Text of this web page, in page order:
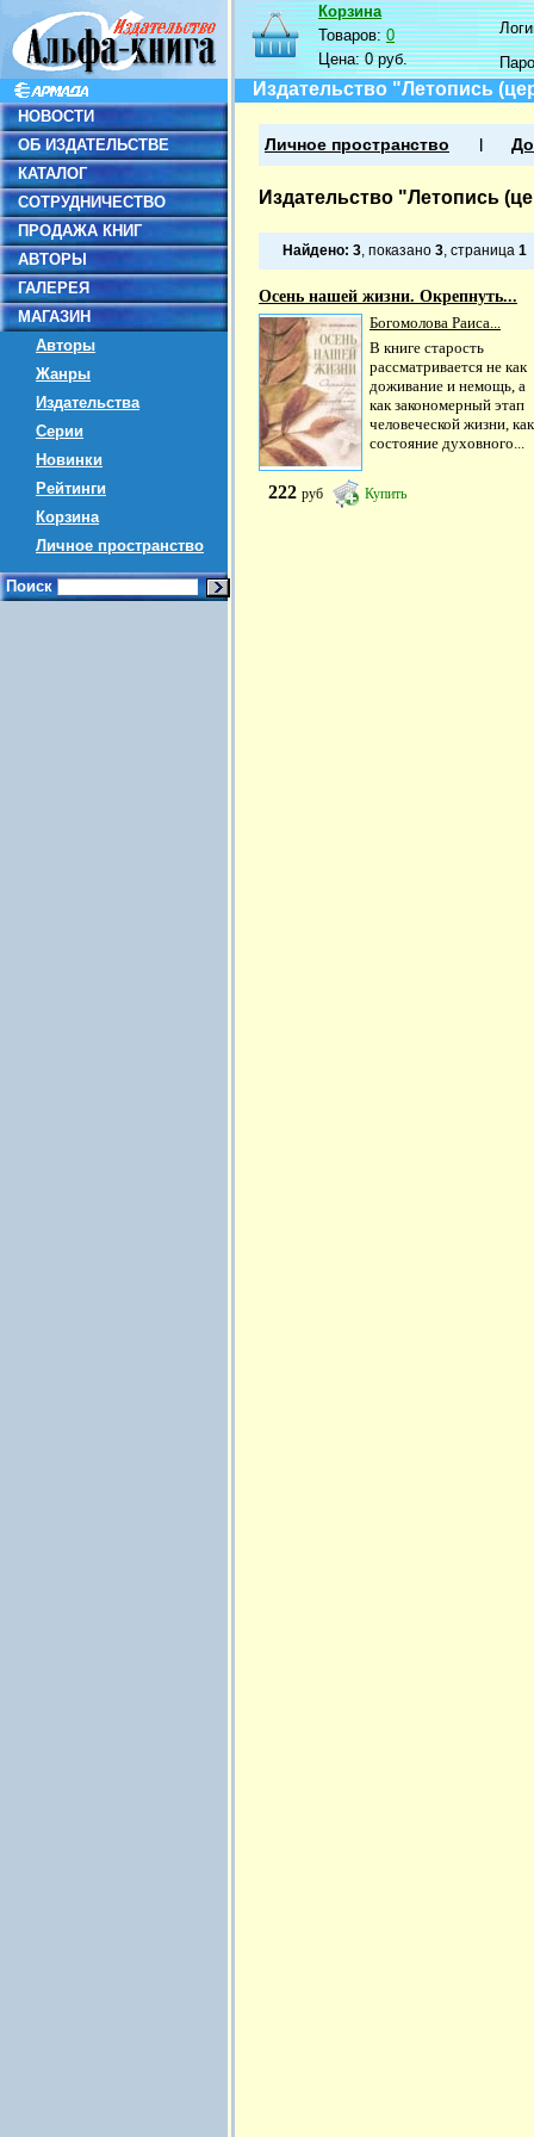
НОВОСТИ
ОБ ИЗДАТЕЛЬСТВЕ
КАТАЛОГ
СОТРУДНИЧЕСТВО
ПРОДАЖА КНИГ
АВТОРЫ
ГАЛЕРЕЯ
МАГАЗИН
Авторы
Жанры
Издательства
Серии
Новинки
Рейтинги
Корзина
Личное пространство
Поиск
Корзина
Товаров:0
Цена:0 руб.
Издательство "Летопись
Личное пространство
Издательство "Летопись
Найдено: 3, показано 3, страница 1
Осень нашей жизни. Окрепнуть...
Богомолова Раиса...
В книге старость
рассматривается не как
доживание и немощь, а
как закономерный этап
человеческой жизни, как
состояние духовного...
222 руб Купить